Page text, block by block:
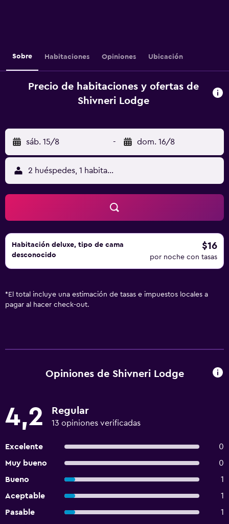
Sobre Habitaciones Opiniones Ubicación
Precio de habitaciones y ofertas de
Shivneri Lodge
sáb. 15/8 - dom. 16/8
2 huéspedes, 1 habitación
Habitación deluxe, tipo de cama
desconocido
$16
por noche con tasas
* El total incluye una estimación de tasas e impuestos locales a
pagar al hacer check-out.
Opiniones de Shivneri Lodge
4,2 Regular
13 opiniones verificadas
Excelente
0
Muy bueno
0
Bueno
1
Aceptable
1
Pasable
1